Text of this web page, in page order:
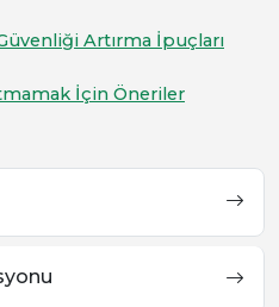
Artırma İpuçları
İçin Öneriler